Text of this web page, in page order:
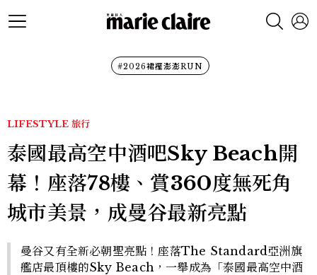
#2026裙襬澎澎RUN
LIFESTYLE 旅行
泰國最高空中酒吧Sky Beach開
幕！座落78樓、賞360度無死角
城市美景，成曼谷最新亮點
曼谷又有全新必朝聖亮點！座落The Standard亞洲旗
艦店最頂樓的Sky Beach，一舉成為「泰國最高空中酒